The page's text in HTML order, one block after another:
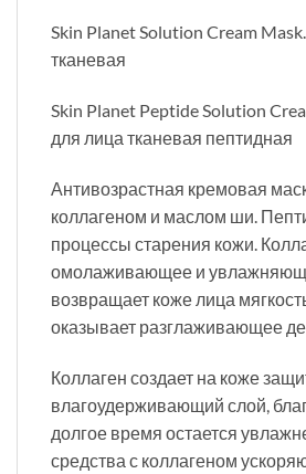
Skin Planet Solution Cream
тканевая
Skin Planet Peptide Solution
для лица тканевая пептидная
Антивозрастная кремовая
коллагеном и маслом ши.
процессы старения кожи.
омолаживающее и
возвращает коже лица
оказывает разглаживающее
Коллаген создает на коже
влагоудерживающий слой,
долгое время остается
средства с коллагеном